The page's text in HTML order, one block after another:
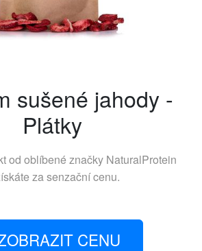
sušené jahody -
Plátky
od oblíbené značky NaturalProtein
za senzační cenu.
CENU